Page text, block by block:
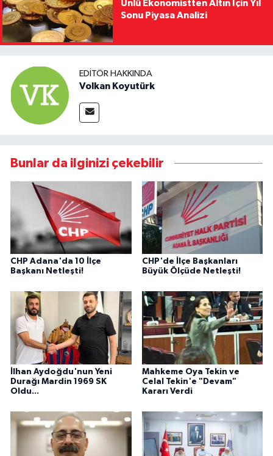
Ünlü Ekonomistten Altın İçin Yıl
Sonu Piyasa Analizi
EDITÖR HAKKINDA
Volkan Koyutürk
Bunlar da ilginizi çekebilir
CHP Adana'da 10 İlçe
Başkanı Netleşti!
CHP'de İlçe Başkanları
Büyük Ölçüde Netleşti!
İlhan Aydoğdu'nun Yeni
Durağı Mardin 1969 SK
Oldu...
Mahkeme Oya Tekin ve
Celal Tekin'e "Devam"
Kararı Verdi